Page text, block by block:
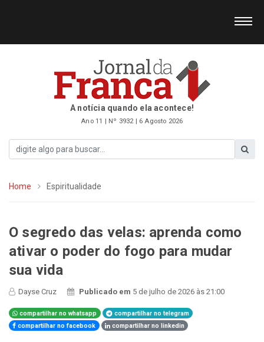
A notícia quando ela acontece!
Ano 11 | Nº 3932 | 6 Agosto 2026
Home Espiritualidade
O segredo das velas: aprenda como
ativar o poder do fogo para mudar
sua vida
Dayse Cruz Publicado em 5 de julho de 2026 às 21:00
compartilhar no whatsapp
compartilhar no telegram
compartilhar no facebook
compartilhar no linkedin